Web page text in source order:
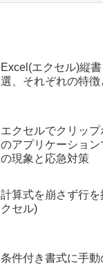
Excel(エクセル)縦
選、それぞれの特徴
エクセルでクリップ
のアプリケーショ
の現象と応急対策
計算式を崩さず行
クセル)
条件付き書式に手